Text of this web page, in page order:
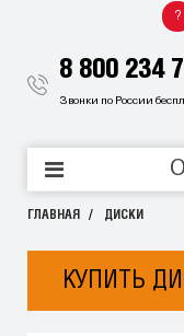
8 800 234
Звонки по России
ГЛАВНАЯ ДИСКИ
КУПИТЬ